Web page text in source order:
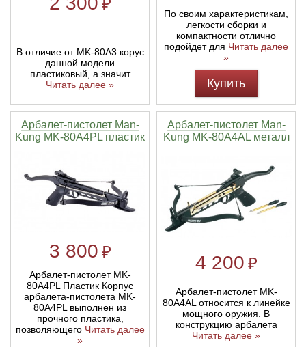
₽
В отличие от MK-80A3 корус
данной модели
пластиковый, а значит
Читать далее »
По своим характеристикам,
легкости сборки и
компактности отлично
подойдет для Читать далее
»
Купить
Арбалет-пистолет Man-
Kung MK-80A4PL пластик
3 800 ₽
Арбалет-пистолет MK-
80A4PL Пластик Корпус
арбалета-пистолета MK-
80A4PL выполнен из
прочного пластика,
позволяющего Читать далее
»
Арбалет-пистолет Man-
Kung MK-80A4AL металл
4 200 ₽
Арбалет-пистолет MK-
80A4AL относится к линейке
мощного оружия. В
конструкцию арбалета
Читать далее »
Киссеры для лука